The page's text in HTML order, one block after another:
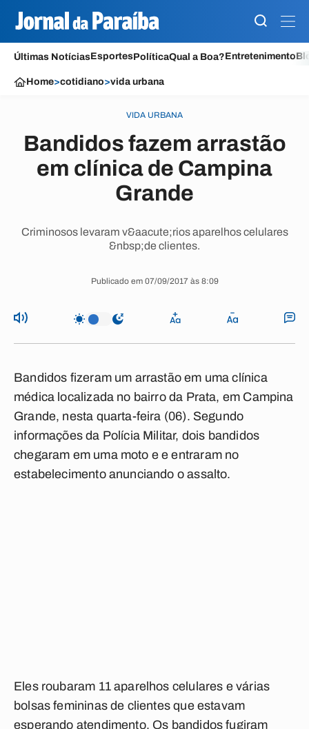
Últimas NotíciasEsportesPolíticaQual a Boa?Entretenimento
Home>cotidiano>vida urbana
VIDA URBANA
Bandidos fazem arrastão
em clínica de Campina
Grande
Criminosos levaram v&aacute;rios aparelhos celulares
&nbsp;de clientes.
Publicado em 07/09/2017 às 8:09
Bandidos fizeram um arrastão em uma clínica
médica localizada no bairro da Prata, em Campina
Grande, nesta quarta-feira (06). Segundo
informações da Polícia Militar, dois bandidos
chegaram em uma moto e e entraram no
estabelecimento anunciando o assalto.
Eles roubaram 11 aparelhos celulares e várias
bolsas femininas de clientes que estavam
esperando atendimento. Os bandidos fugiram